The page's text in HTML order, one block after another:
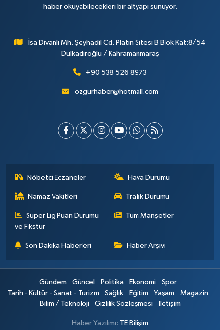
haber okuyabilecekleri bir altyapı sunuyor.
İsa Divanlı Mh. Şeyhadil Cd. Platin Sitesi B Blok Kat:8/54
Dulkadiroğlu / Kahramanmaraş
+90 538 526 8973
ozgurhaber@hotmail.com
Nöbetçi Eczaneler Hava Durumu
Namaz Vakitleri Trafik Durumu
Süper Lig Puan Durumu
ve Fikstür
Tüm Manşetler
Son Dakika Haberleri Haber Arşivi
Gündem Güncel Politika Ekonomi
Spor
Tarih - Kültür - Sanat - Turizm
Sağlık Eğitim Yaşam
Magazin
Bilim / Teknoloji
Gizlilik Sözleşmesi İletişim
Haber Yazılımı: TE Bilişim